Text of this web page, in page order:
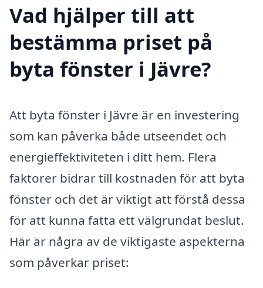
Vad hjälper till att
bestämma priset på
byta fönster i Jävre?
Att byta fönster i Jävre är en investering
som kan påverka både utseendet och
energieffektiviteten i ditt hem. Flera
faktorer bidrar till kostnaden för att byta
fönster och det är viktigt att förstå dessa
för att kunna fatta ett välgrundat beslut.
Här är några av de viktigaste aspekterna
som påverkar priset: